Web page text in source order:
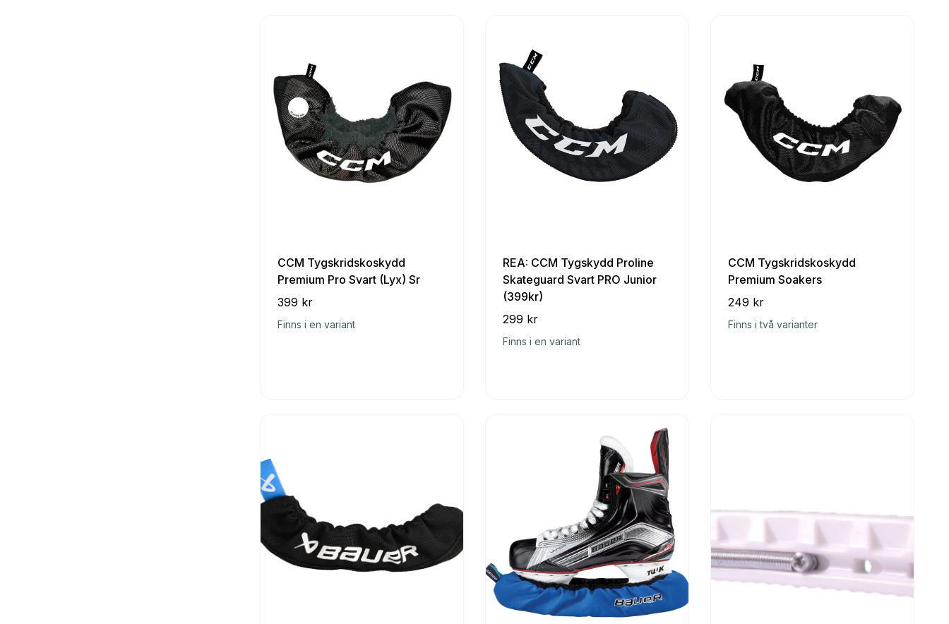
CCM Tygskridskoskydd
Premium Pro Svart (Lyx) Sr
399 kr
Finns i en variant
REA: CCM Tygskydd Proline
Skateguard Svart PRO Junior
(399kr)
299 kr
Finns i en variant
CCM Tygskridskoskydd
Premium Soakers
249 kr
Finns i två varianter